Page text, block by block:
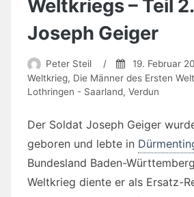
Weltkriegs – Teil
Joseph Geiger
Peter Steil / 19. Februar
Weltkrieg, Die Männer des Ersten
Lothringen - Saarland, Verdun
Der Soldat Joseph Geiger
geboren und lebte in
Bundesland Baden-
Weltkrieg diente er als Ersatz-